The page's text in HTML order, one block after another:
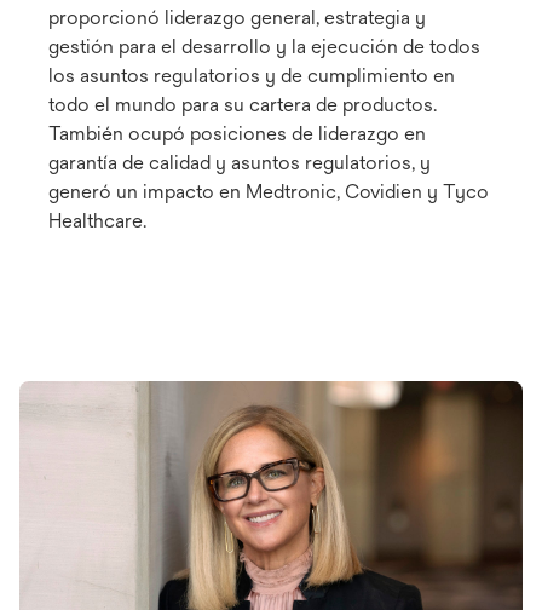
proporcionó liderazgo general, estrategia y
gestión para el desarrollo y la ejecución de todos
los asuntos regulatorios y de cumplimiento en
todo el mundo para su cartera de productos.
También ocupó posiciones de liderazgo en
garantía de calidad y asuntos regulatorios, y
generó un impacto en Medtronic, Covidien y Tyco
Healthcare.